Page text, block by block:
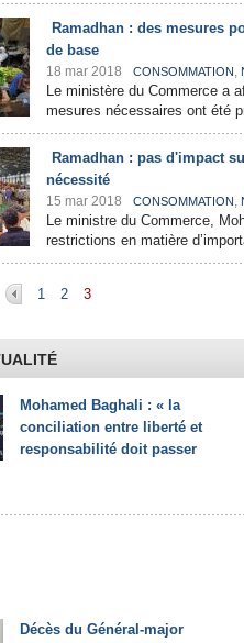
Ramadhan : des mesures
de base
18 mar 2018 CONSOMMATION,
Le ministère du Commerce a
mesures nécessaires ont été
Ramadhan : pas d'impact
nécessité
15 mar 2018 CONSOMMATION,
Le ministre du Commerce,
restrictions en matière
1 2 3
Mohamed Baghali : « la
conciliation entre liberté et
responsabilité doit passer
Décès du Général-major